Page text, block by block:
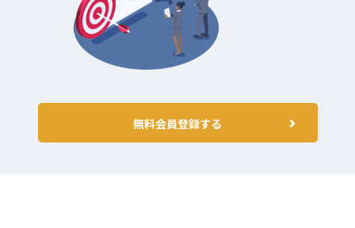
無料会員登録する